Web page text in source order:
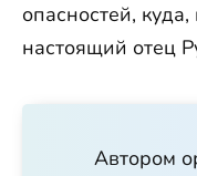
опасностей,
настоящий отец
Автором